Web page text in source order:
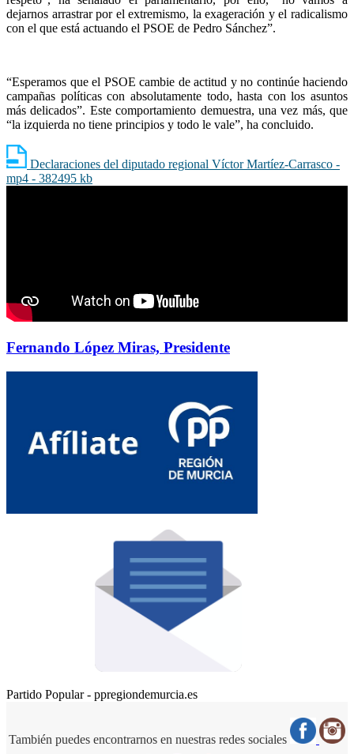
dejarnos arrastrar por el extremismo, la exageración y el radicalismo
con el que está actuando el PSOE de Pedro Sánchez”.
“Esperamos que el PSOE cambie de actitud y no continúe haciendo
campañas políticas con absolutamente todo, hasta con los asuntos
más delicados”. Este comportamiento demuestra, una vez más, que
“la izquierda no tiene principios y todo le vale”, ha concluido.
Declaraciones del diputado regional Víctor Martíez-Carrasco -
mp4 - 382495 kb
Fernando López Miras, Presidente
Partido Popular - ppregiondemurcia.es
También puedes encontrarnos en nuestras redes sociales